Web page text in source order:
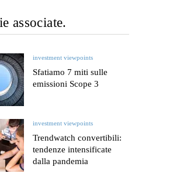
associate.
investment viewpoints
Sfatiamo 7 miti sulle
emissioni Scope 3
investment viewpoints
Trendwatch convertibili:
tendenze intensificate
dalla pandemia